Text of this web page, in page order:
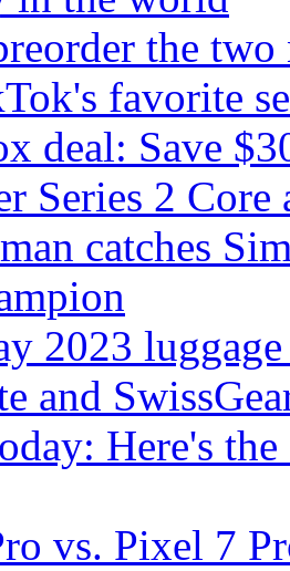
the
favorite
deal: Save
Series 2 Core
catches
2023
and
Here's
vs. Pixel 7